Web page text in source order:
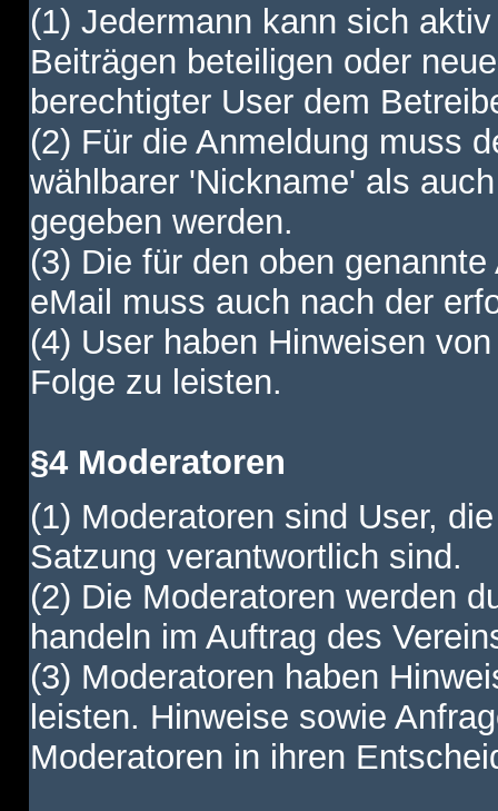
(1) Jedermann kann sich
Beiträgen beteiligen oder
berechtigter User dem
(2) Für die Anmeldung muss
wählbarer 'Nickname' als
gegeben werden.
(3) Die für den oben
eMail muss auch nach der
(4) User haben Hinweisen
Folge zu leisten.
§4 Moderatoren
(1) Moderatoren sind User,
Satzung verantwortlich sind.
(2) Die Moderatoren werden
handeln im Auftrag des
(3) Moderatoren haben
leisten. Hinweise sowie
Moderatoren in ihren